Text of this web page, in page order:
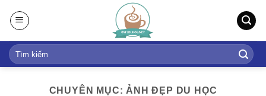
t
CHUYÊN MỤC: ẢNH ĐẸP DU HỌC